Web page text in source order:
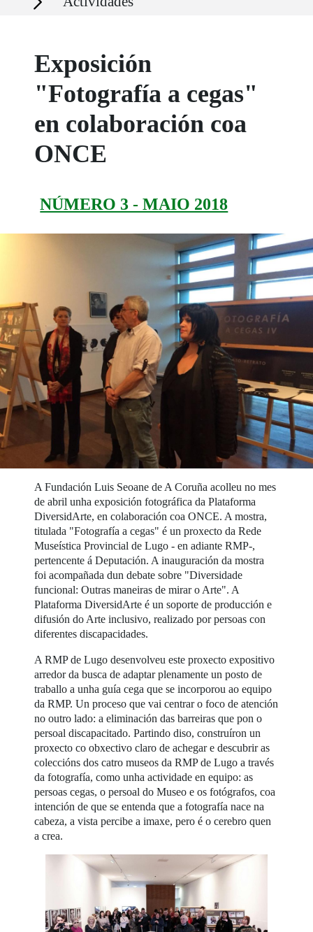
Exposición
"Fotografía a cegas"
en colaboración coa
ONCE
NÚMERO 3 - MAIO 2018
A Fundación Luis Seoane de A Coruña acolleu no mes
de abril unha exposición fotográfica da Plataforma
DiversidArte, en colaboración coa ONCE. A mostra,
titulada "Fotografía a cegas" é un proxecto da Rede
Museística Provincial de Lugo - en adiante RMP-,
pertencente á Deputación. A inauguración da mostra
foi acompañada dun debate sobre "Diversidade
funcional: Outras maneiras de mirar o Arte". A
Plataforma DiversidArte é un soporte de producción e
difusión do Arte inclusivo, realizado por persoas con
diferentes discapacidades.
A RMP de Lugo desenvolveu este proxecto expositivo
arredor da busca de adaptar plenamente un posto de
traballo a unha guía cega que se incorporou ao equipo
da RMP. Un proceso que vai centrar o foco de atención
no outro lado: a eliminación das barreiras que pon o
persoal discapacitado. Partindo diso, construíron un
proxecto co obxectivo claro de achegar e descubrir as
coleccións dos catro museos da RMP de Lugo a través
da fotografía, como unha actividade en equipo: as
persoas cegas, o persoal do Museo e os fotógrafos, coa
intención de que se entenda que a fotografía nace na
cabeza, a vista percibe a imaxe, pero é o cerebro quen
a crea.